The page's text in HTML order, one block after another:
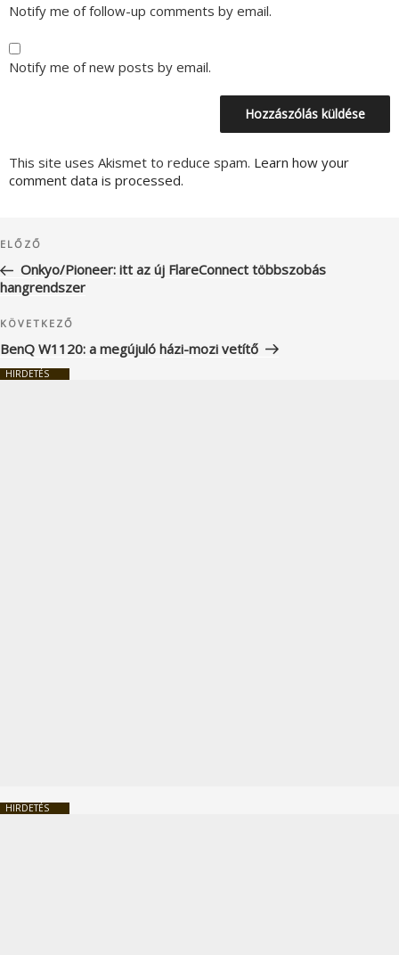
Notify me of follow-up comments by email.
Notify me of new posts by email.
This site uses Akismet to reduce spam. Learn how your
comment data is processed.
navigáció
Korábbi
bejegyzés
ELŐZŐ
Onkyo/Pioneer: itt az új FlareConnect többszobás
hangrendszer
Következő
bejegyzés
KÖVETKEZŐ
BenQ W1120: a megújuló házi-mozi vetítő
HIRDETÉS
HIRDETÉS